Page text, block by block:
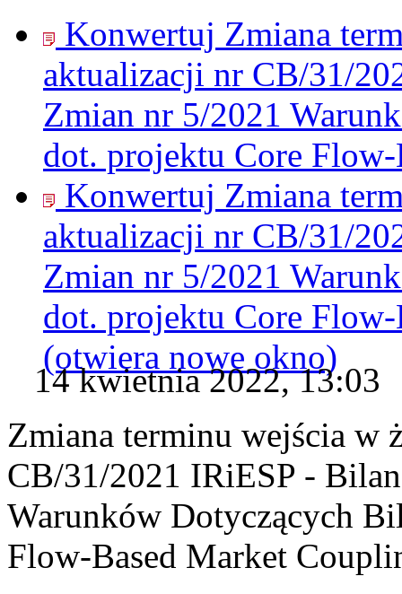
Konwertuj Zmiana
aktualizacji nr CB/31/
Zmian nr 5/2021
dot. projektu Core
Konwertuj Zmiana
aktualizacji nr CB/31/
Zmian nr 5/2021
dot. projektu Core
(otwiera nowe okno)
14 kwietnia 2022, 13:03
Zmiana terminu wejścia w
CB/31/2021 IRiESP -
Warunków Dotyczących
Flow-Based Market